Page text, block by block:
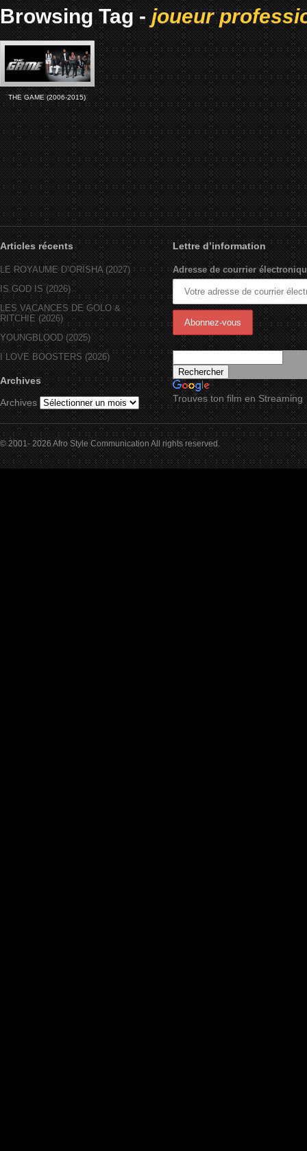
Browsing Tag -joueur
THE GAME (2006-2015)
Articles récents
LE ROYAUME D’ORÏSHA (2027)
IS GOD IS (2026)
LES VACANCES DE GOLO &
RITCHIE (2026)
YOUNGBLOOD (2025)
I LOVE BOOSTERS (2026)
Archives
Archives
Lettre d’information
Adresse de courrier
Trouves ton film en Streaming
© 2001- 2026 Afro Style Communication All rights reserved.